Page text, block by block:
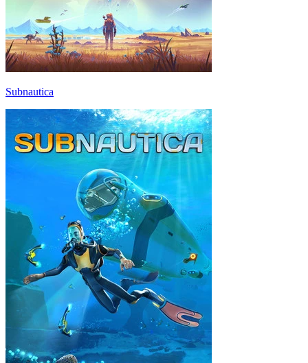
Subnautica